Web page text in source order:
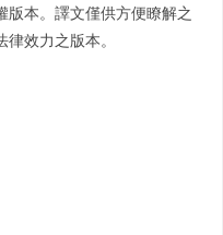
版本。譯文僅供方便瞭解之
效力之版本。